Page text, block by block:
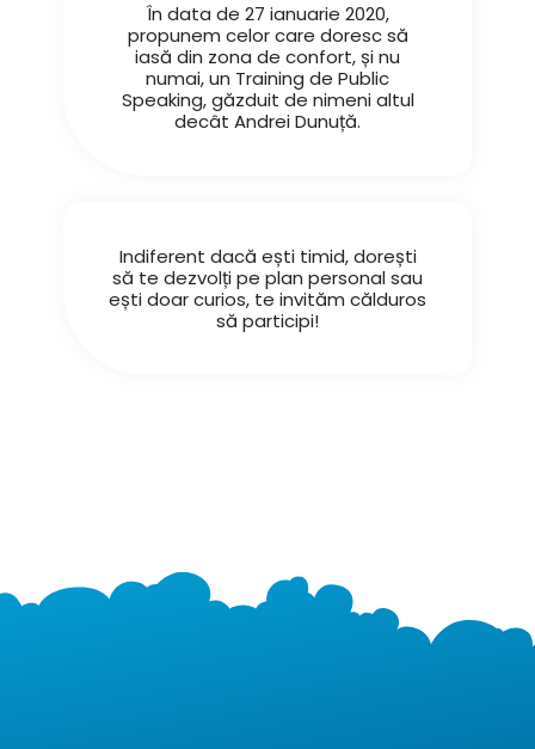
În data de 27 ianuarie 2020,
propunem celor care doresc să
iasă din zona de confort, și nu
numai, un Training de Public
Speaking, găzduit de nimeni altul
decât Andrei Dunuță.
Indiferent dacă ești timid, dorești
să te dezvolți pe plan personal sau
ești doar curios, te invităm călduros
să participi!